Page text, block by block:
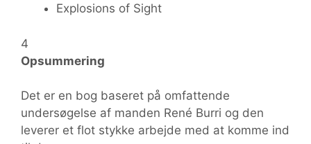
Explosions of Sight
4
Opsummering
Det er en bog baseret på omfattende
undersøgelse af manden René Burri og den
leverer et flot stykke arbejde med at komme ind